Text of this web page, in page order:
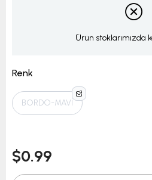
Ürün stoklarımızda
Renk
BORDO-MAVİ
$0.99